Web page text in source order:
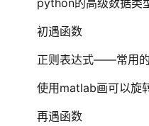
初遇函数
正则表达式——常用
使用matlab画可以旋
再遇函数